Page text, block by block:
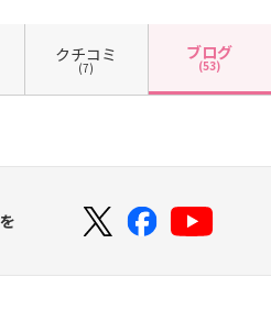
クチコミ
(7)
ブログ
(53)